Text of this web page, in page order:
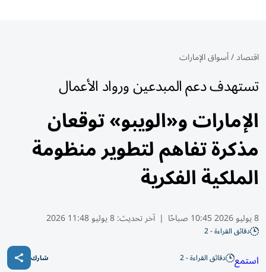
اقتصاد/أسواق الإمارات
تستهدف دعم المبدعين ورواد الأعمال
الإمارات و«الويبو» توقعان
مذكرة تفاهم لتطوير منظومة
الملكية الفكرية
8 يوليو 2026 10:45 صباحًا | آخر تحديث:8 يوليو 11:48 2026
دقائق القراءة - 2
استمع دقائق القراءة - 2 شارك